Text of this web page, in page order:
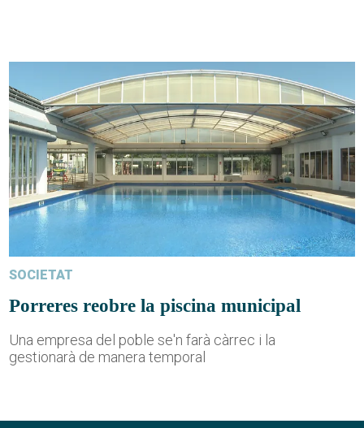
SOCIETAT
Porreres reobre la piscina municipal
Una empresa del poble se'n farà càrrec i la
gestionarà de manera temporal